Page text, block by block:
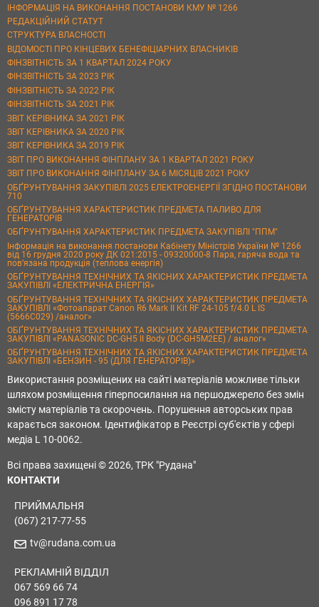
ІНФОРМАЦІЯ НА ВИКОНАННЯ ПОСТАНОВИ КМУ № 1266
РЕДАКЦІЙНИЙ СТАТУТ
СТРУКТУРА ВЛАСНОСТІ
ВІДОМОСТІ ПРО КІНЦЕВИХ БЕНЕФІЦІАРНИХ ВЛАСНИКІВ
ФІНЗВІТНІСТЬ ЗА 1 КВАРТАЛ 2024 РОКУ
ФІНЗВІТНІСТЬ ЗА 2023 РІК
ФІНЗВІТНІСТЬ ЗА 2022 РІК
ФІНЗВІТНІСТЬ ЗА 2021 РІК
ЗВІТ КЕРІВНИКА ЗА 2021 РІК
ЗВІТ КЕРІВНИКА ЗА 2020 РІК
ЗВІТ КЕРІВНИКА ЗА 2019 РІК
ЗВІТ ПРО ВИКОНАННЯ ФІНПЛАНУ ЗА 1 КВАРТАЛ 2021 РОКУ
ЗВІТ ПРО ВИКОНАННЯ ФІНПЛАНУ ЗА 6 МІСЯЦІВ 2021 РОКУ
ОБҐРУНТУВАННЯ ЗАКУПІВЛІ 2025 ЕЛЕКТРОЕНЕРГІЇ ЗГІДНО ПОСТАНОВИ
710
ОБҐРУНТУВАННЯ ХАРАКТЕРИСТИК ПРЕДМЕТА ПАЛИВО ДЛЯ
ГЕНЕРАТОРІВ
ОБҐРУНТУВАННЯ ХАРАКТЕРИСТИК ПРЕДМЕТА ЗАКУПІВЛІ "ППМ"
Інформація на виконання постанови Кабінету Міністрів України № 1266
від 16 грудня 2020 року ДК 021:2015 - 09320000-8 Пара, гаряча вода та
пов’язана продукція (теплова енергія)
ОБҐРУНТУВАННЯ ТЕХНІЧНИХ ТА ЯКІСНИХ ХАРАКТЕРИСТИК ПРЕДМЕТА
ЗАКУПІВЛІ «ЕЛЕКТРИЧНА ЕНЕРГІЯ»
ОБҐРУНТУВАННЯ ТЕХНІЧНИХ ТА ЯКІСНИХ ХАРАКТЕРИСТИК ПРЕДМЕТА
ЗАКУПІВЛІ «Фотоапарат Canon R6 Mark II Kit RF 24-105 f/4.0 L IS
(5666C029) /аналог»
ОБҐРУНТУВАННЯ ТЕХНІЧНИХ ТА ЯКІСНИХ ХАРАКТЕРИСТИК ПРЕДМЕТА
ЗАКУПІВЛІ «PANASONIC DC-GH5 II Body (DC-GH5M2EE) / аналог»
ОБҐРУНТУВАННЯ ТЕХНІЧНИХ ТА ЯКІСНИХ ХАРАКТЕРИСТИК ПРЕДМЕТА
ЗАКУПІВЛІ «БЕНЗИН - 95 (ДЛЯ ГЕНЕРАТОРІВ)»
Використання розміщених на сайті матеріалів можливе тільки
шляхом розміщення гіперпосилання на першоджерело без змін
змісту матеріалів та скорочень. Порушення авторських прав
карається законом. Ідентифікатор в Реєстрі суб'єктів у сфері
медіа L 10-0062.
Всі права захищені © 2026, ТРК "Рудана"
КОНТАКТИ
ПРИЙМАЛЬНЯ
(067) 217-77-55
tv@rudana.com.ua
РЕКЛАМНІЙ ВІДДІЛ
067 569 66 74
096 891 17 78